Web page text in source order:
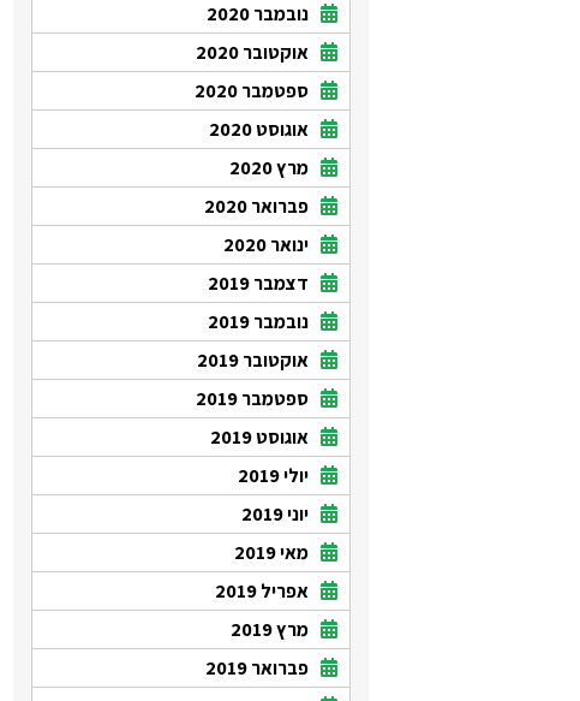
נובמבר 2020
אוקטובר 2020
ספטמבר 2020
אוגוסט 2020
מרץ 2020
פברואר 2020
ינואר 2020
דצמבר 2019
נובמבר 2019
אוקטובר 2019
ספטמבר 2019
אוגוסט 2019
יולי 2019
יוני 2019
מאי 2019
אפריל 2019
מרץ 2019
פברואר 2019